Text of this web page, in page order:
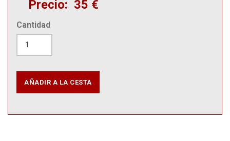
Precio 35 €
Cantidad